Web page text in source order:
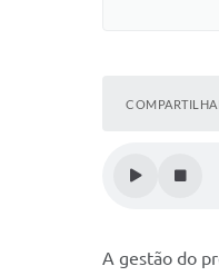
A gestão do